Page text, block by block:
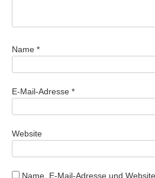
Name *
E-Mail-Adresse *
Website
Name, E-Mail-Adresse und